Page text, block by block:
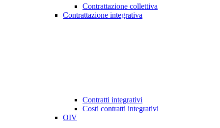
Contrattazione collettiva
Contrattazione integrativa
Contratti integrativi
Costi contratti integrativi
OIV